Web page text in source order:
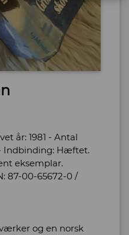
år: 1981 - Antal
Indbinding: Hæftet.
eksemplar.
87-00-65672-0 /
og en norsk